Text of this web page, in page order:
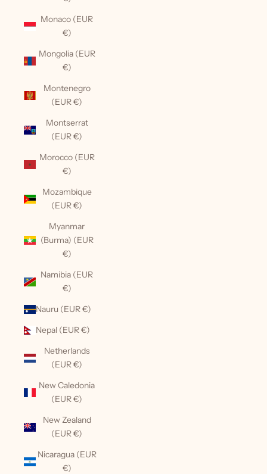
Monaco (EUR
€)
Mongolia (EUR
€)
Montenegro
(EUR €)
Montserrat
(EUR €)
Morocco (EUR
€)
Mozambique
(EUR €)
Myanmar
(Burma) (EUR
€)
Namibia (EUR
€)
Nauru (EUR €)
Nepal (EUR €)
Netherlands
(EUR €)
New Caledonia
(EUR €)
New Zealand
(EUR €)
Nicaragua (EUR
€)